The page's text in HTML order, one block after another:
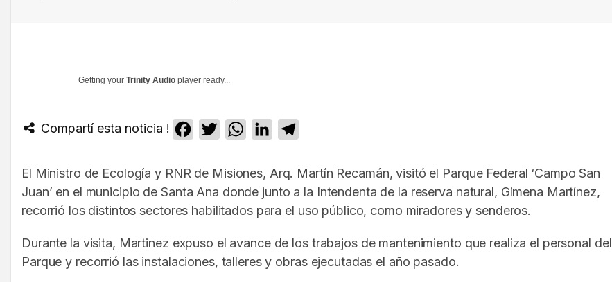
Getting your Trinity Audio player ready...
Compartí esta noticia ! Facebook
TwitterWhatsApp
LinkedIn
El Ministro de Ecología y RNR de Misiones, Arq. Martín Recamán, visitó el Parque Federal ‘Campo San
Juan’ en el municipio de Santa Ana donde junto a la Intendenta de la reserva natural, Gimena Martínez,
recorrió los distintos sectores habilitados para el uso público, como miradores y senderos.
Durante la visita, Martinez expuso el avance de los trabajos de mantenimiento que realiza el personal del
Parque y recorrió las instalaciones, talleres y obras ejecutadas el año pasado.